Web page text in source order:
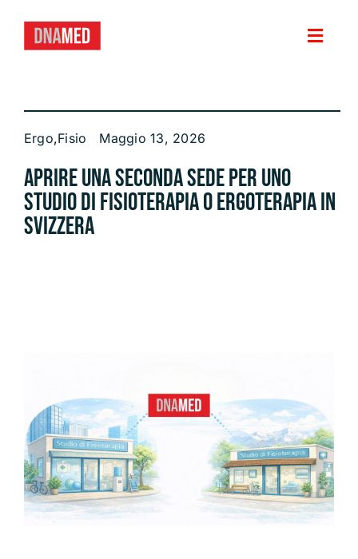
contenuto
VERSIONE PER
FUNZIONI
PRIVACY E SICUREZZA DEI DATI
MY THERAPIST
CONTATTI
Ergo,Fisio Maggio 13, 2026
Aprire una seconda sede per uno
studio di fisioterapia o ergoterapia in
Svizzera